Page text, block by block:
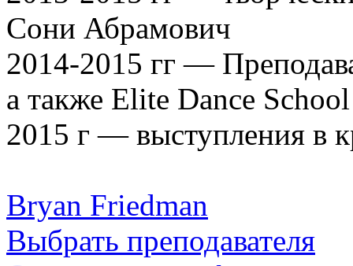
Сони Абрамович
2014-2015 гг —
а также Elite Dance
2015 г — выступления в
Bryan Friedman
Выбрать преподавателя